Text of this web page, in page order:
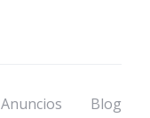
Anuncios Blog